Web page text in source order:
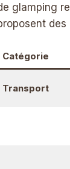
glamping
des
Catégorie
Transport